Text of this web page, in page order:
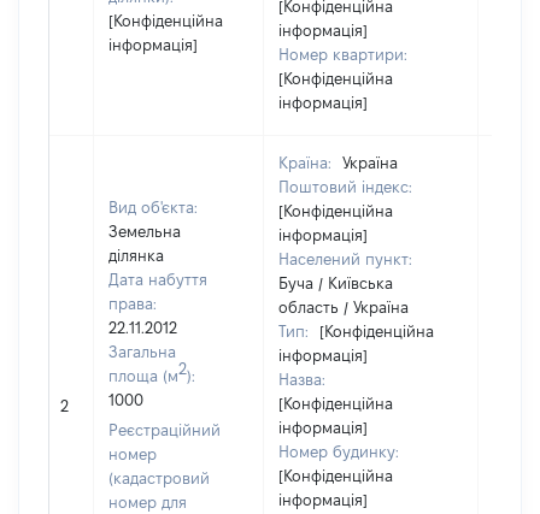
[Конфіденційна
інформація]
[Конфіденційна
інформація]
Номер квартири:
[Конфіденційна
інформація]
2
Вид об'єкта:
Земельна
ділянка
Дата набуття
права:
22.11.2012
Загальна
площа (м2):
1000
Реєстраційний
номер
(кадастровий
номер для
Країна:
Україна
Поштовий індекс:
[Конфіденційна
інформація]
Населений пункт:
Буча / Київська
область / Україна
Тип:
[Конфіденційна
інформація]
Назва:
[Конфіденційна
інформація]
Номер будинку:
[Конфіденційна
інформація]